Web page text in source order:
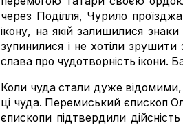
через Поділля, Чурило
ікону, на якій залишилися
зупинилися і не хотіли
слава про чудотворність ікони.
Коли чуда стали дуже відомими,
ці чуда. Перемиський єпископ
єпископи підтвердили